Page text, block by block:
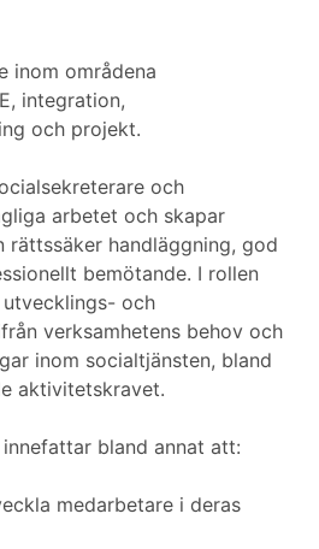
inom områdena
integration,
och projekt.
och
arbetet och skapar
handläggning, god
bemötande. I rollen
och
verksamhetens behov och
inom socialtjänsten, bland
aktivitetskravet.
bland annat att:
medarbetare i deras